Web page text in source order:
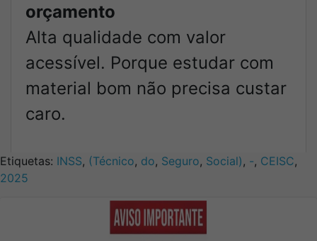
orçamento
Alta qualidade com valor
acessível. Porque estudar com
material bom não precisa custar
caro.
Etiquetas: INSS, (Técnico, do, Seguro, Social) , -, CEISC,
2025